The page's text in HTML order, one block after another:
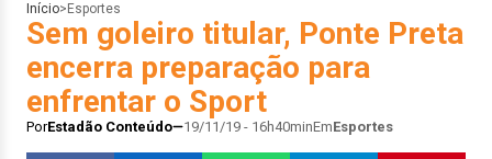
Início> Esportes
Sem goleiro titular, Ponte Preta
encerra preparação para
enfrentar o Sport
PorEstadão Conteúdo 19/11/19 - 16h40minEmEsportes